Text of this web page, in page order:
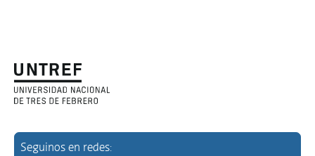
Seguinos en redes: